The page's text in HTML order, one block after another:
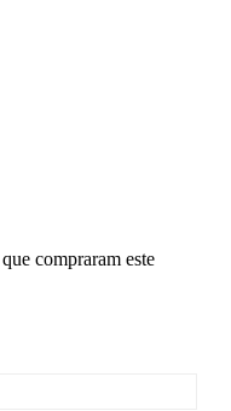
compraram este